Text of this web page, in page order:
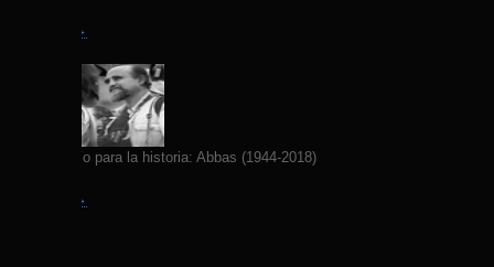
Leer más →
Yo fotografío para la historia: Abbas (1944-2018)
Leer más →